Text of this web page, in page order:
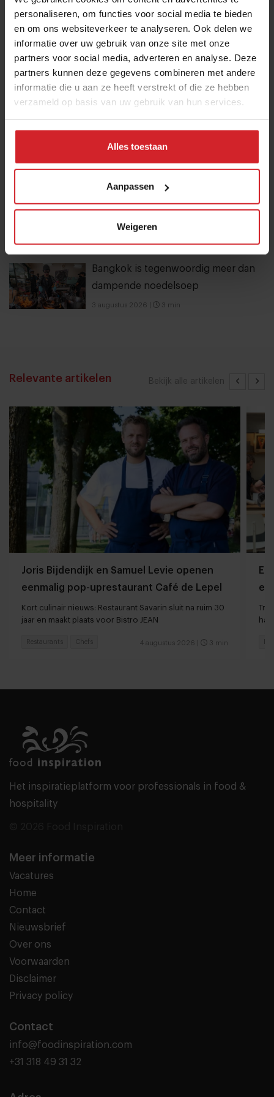
personaliseren, om functies voor social media te bieden
en om ons websiteverkeer te analyseren. Ook delen we
informatie over uw gebruik van onze site met onze
partners voor social media, adverteren en analyse. Deze
partners kunnen deze gegevens combineren met andere
informatie die u aan ze heeft verstrekt of die ze hebben
verzameld op basis van uw gebruik van hun services.
Alles toestaan
Aanpassen
Weigeren
Bangkok is tegenwoordig meer dan
3 augustus 2026| 3 min
Eten in Amsterdam: van verscholen
4 augustus 2026| 6 min
menu
3 augustus 2026
Bangkok is tegenwoordig meer dan
dampende noedelsoep
3 augustus 2026 3 min
Bekijk alle artikelen
Relevante artikelen
Joris Bijdendijk en Samuel Levie openen
eenmalig pop-uprestaurant Café de Lepel
Kort culinair nieuws: Restaurant Savarin sluit na ruim 30
jaar en maakt plaats voor Bistro JEAN
4 augustus 2026 3 min
Restaurants Chefs
Het inspiratieplatform voor professionals in food &
hospitality
Meer informatie
Vacatures
Home
Contact
Nieuwsbrief
Over ons
Voorwaarden
Disclaimer
Privacy policy
Contact
info@foodinspiration.com
+31 318 49 31 32